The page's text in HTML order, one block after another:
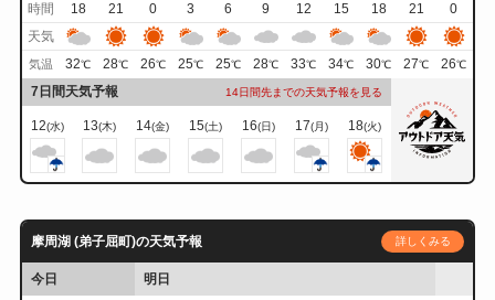
時間
18 21 0 3 6 9 12 15 18 21
0
天気
気温 32℃ 28℃ 26℃ 25℃ 25℃ 28℃ 33℃ 34℃ 30℃ 27℃ 26℃
7日間天気予報 14日間先までの天気予報を見る
12(水) 13(木) 14(金) 15(土) 16(日) 17(月) 18(火)
摩周湖 (弟子屈町)の天気予報 詳しくみる
今日
明日